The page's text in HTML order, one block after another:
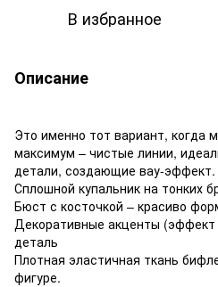
В избранное
Описание
Это именно тот вариант, когда
максимум – чистые линии,
детали, создающие вау-эффект.
Сплошной купальник на тонких
Бюст с косточкой – красиво
Декоративные акценты (эффект
деталь
Плотная эластичная ткань
фигуре.